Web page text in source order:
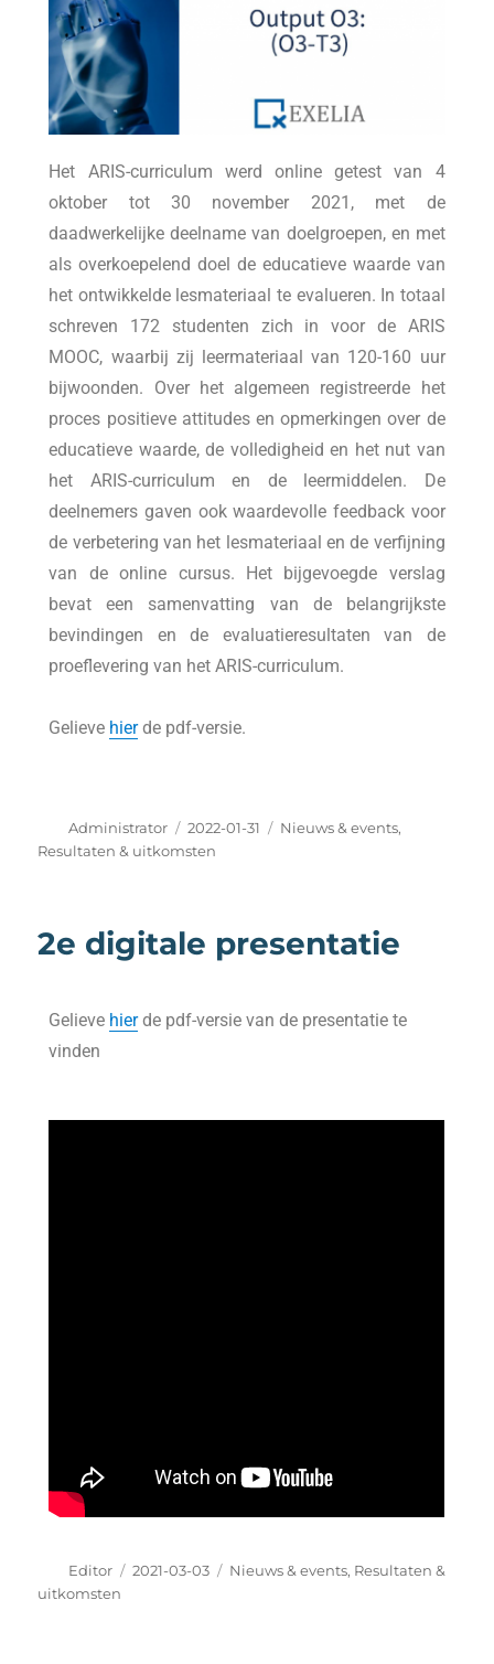
Het ARIS-curriculum werd online getest van 4
oktober tot 30 november 2021, met de
daadwerkelijke deelname van doelgroepen, en met
als overkoepelend doel de educatieve waarde van
het ontwikkelde lesmateriaal te evalueren. In totaal
schreven 172 studenten zich in voor de ARIS
MOOC, waarbij zij leermateriaal van 120-160 uur
bijwoonden. Over het algemeen registreerde het
proces positieve attitudes en opmerkingen over de
educatieve waarde, de volledigheid en het nut van
het ARIS-curriculum en de leermiddelen. De
deelnemers gaven ook waardevolle feedback voor
de verbetering van het lesmateriaal en de verfijning
van de online cursus. Het bijgevoegde verslag
bevat een samenvatting van de belangrijkste
bevindingen en de evaluatieresultaten van de
proeflevering van het ARIS-curriculum.
Gelieve hierde pdf-versie.
Administrator 2022-01-31 Nieuws & events,
Resultaten & uitkomsten
2e digitale presentatie
Gelieve hierde pdf-versie van de presentatie te
vinden
Editor 2021-03-03 Nieuws & events, Resultaten &
uitkomsten